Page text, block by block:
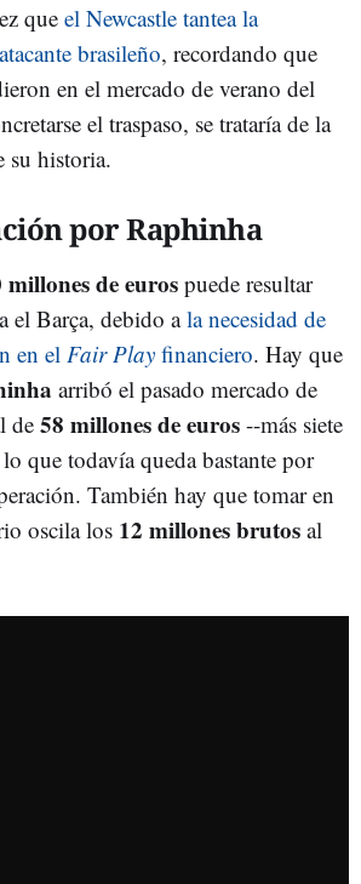
que el Newcastle tantea la
brasileño, recordando que
en el mercado de verano del
el traspaso, se trataría de la
su historia.
por Raphinha
millones de euros puede resultar
el Barça, debido ala necesidad de
en el Fair Play financiero. Hay que
arribó el pasado mercado de
de58 millones de euros --más siete
que todavía queda bastante por
También hay que tomar en
oscila los 12 millones brutos al